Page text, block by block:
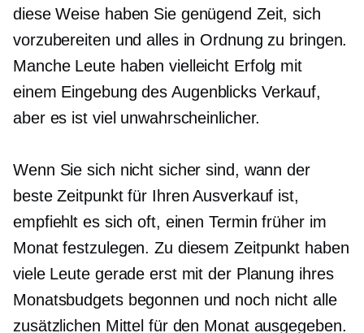
diese Weise haben Sie genügend Zeit, sich
vorzubereiten und alles in Ordnung zu bringen.
Manche Leute haben vielleicht Erfolg mit
einem Eingebung des AugenblicksVerkauf,
aber es ist viel unwahrscheinlicher.
Wenn Sie sich nicht sicher sind, wann der
beste Zeitpunkt für Ihren Ausverkauf ist,
empfiehlt es sich oft, einen Termin früher im
Monat festzulegen. Zu diesem Zeitpunkt haben
viele Leute gerade erst mit der Planung ihres
Monatsbudgets begonnen und noch nicht alle
zusätzlichen Mittel für den Monat ausgegeben.